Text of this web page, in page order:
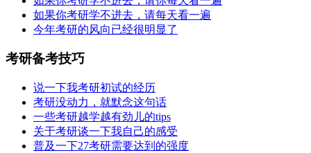
如果你考研学不进去，请每天看一遍
今年考研的风向已经很明显了
考研备考技巧
说一下我考研初试的经历
考研没动力，就默念这句话
一些考研越学越有劲儿的tips
关于考研谈一下我自己的感受
普及一下27考研需要达到的强度